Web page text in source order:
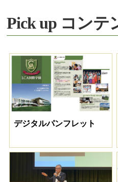
Pick up コンテ
デジタルパンフレット